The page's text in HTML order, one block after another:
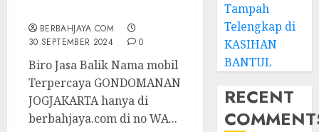
BERBAHJAYA.COM
30 SEPTEMBER 2024
0
Biro Jasa Balik Nama mobil
Terpercaya GONDOMANAN
JOGJAKARTA hanya di
berbahjaya.com di no WA...
Tampah
Telengkap di
KASIHAN
BANTUL
RECENT